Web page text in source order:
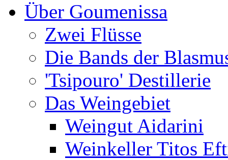
Über Goumenissa
Zwei Flüsse
Die Bands der
'Tsipouro' Destillerie
Das Weingebiet
Weingut Aidarini
Weinkeller Titos